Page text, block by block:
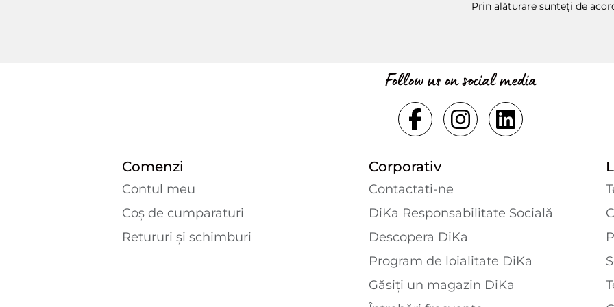
Prin alăturare sunteți de
Follow us on social media
Comenzi
Contul meu
Coș de cumparaturi
Retururi și schimburi
Corporativ
Contactaţi-ne
DiKa Responsabilitate Socială
Descopera DiKa
Program de loialitate DiKa
Găsiți un magazin DiKa